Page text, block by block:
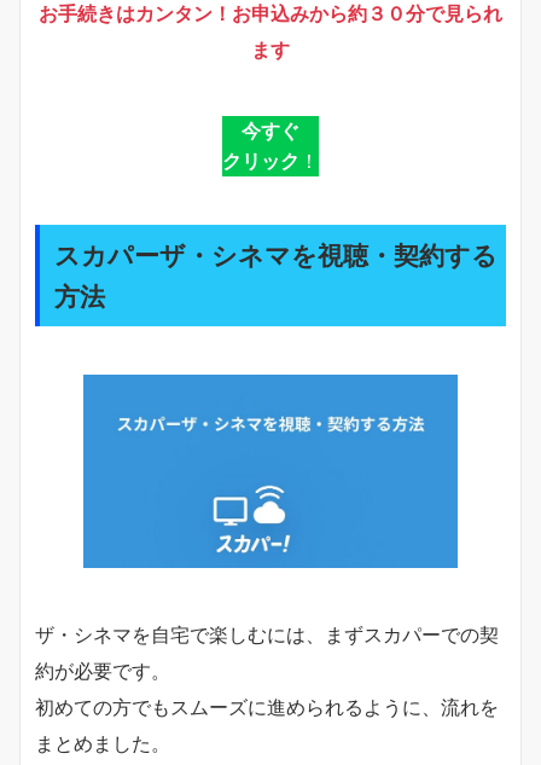
お手続きはカンタン！お申込みから約３０分で見られ
ます
今すぐ
クリック ！
スカパーザ・シネマを視聴・契約する
方法
ザ・シネマを自宅で楽しむには、まずスカパーでの契
約が必要です。
初めての方でもスムーズに進められるように、流れを
まとめました。